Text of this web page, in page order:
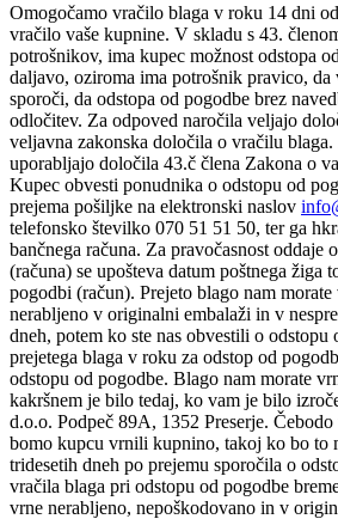
Omogočamo vračilo blaga v roku 14 dni
vračilo vaše kupnine. V skladu s 43.
potrošnikov, ima kupec možnost odstopa
daljavo, oziroma ima potrošnik pravico,
sporoči, da odstopa od pogodbe brez
odločitev. Za odpoved naročila veljajo
veljavna zakonska določila o vračilu
uporabljajo določila 43.č člena Zakona o
Kupec obvesti ponudnika o odstopu od
prejema pošiljke na elektronski naslov
telefonsko številko 070 51 51 50, ter ga
bančnega računa. Za pravočasnost oddaje
(računa) se upošteva datum poštnega žiga
pogodbi (račun). Prejeto blago nam
nerabljeno v originalni embalaži in v
dneh, potem ko ste nas obvestili o
prejetega blaga v roku za odstop od
odstopu od pogodbe. Blago nam morate
kakršnem je bilo tedaj, ko vam je bilo
d.o.o. Podpeč 89A, 1352 Preserje.
bomo kupcu vrnili kupnino, takoj ko bo to
tridesetih dneh po prejemu sporočila o
vračila blaga pri odstopu od pogodbe
vrne nerabljeno, nepoškodovano in v